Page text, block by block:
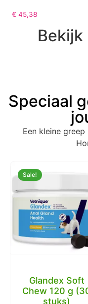
€ 45,38
Speciaal
Een kleine
Sale!
Glandex Soft
Chew 120 g
stuks)